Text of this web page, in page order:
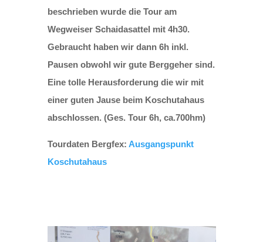
beschrieben wurde die Tour am
Wegweiser Schaidasattel mit 4h30.
Gebraucht haben wir dann 6h inkl.
Pausen obwohl wir gute Berggeher sind.
Eine tolle Herausforderung die wir mit
einer guten Jause beim Koschutahaus
abschlossen. (Ges. Tour 6h, ca.700hm)
Tourdaten Bergfex: Ausgangspunkt
Koschutahaus